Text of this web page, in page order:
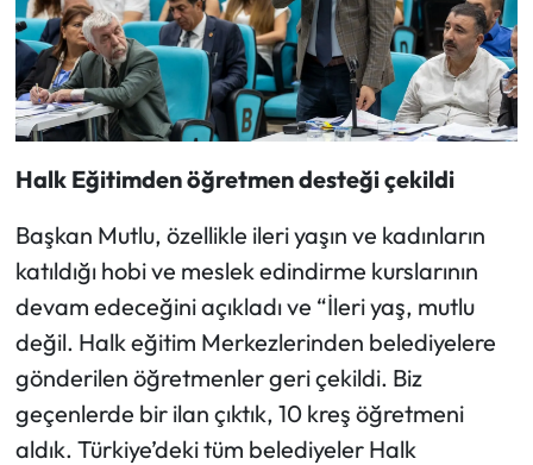
Halk Eğitimden öğretmen desteği çekildi
Başkan Mutlu, özellikle ileri yaşın ve kadınların
katıldığı hobi ve meslek edindirme kurslarının
devam edeceğini açıkladı ve “İleri yaş, mutlu
değil. Halk eğitim Merkezlerinden belediyelere
gönderilen öğretmenler geri çekildi. Biz
geçenlerde bir ilan çıktık, 10 kreş öğretmeni
aldık. Türkiye’deki tüm belediyeler Halk